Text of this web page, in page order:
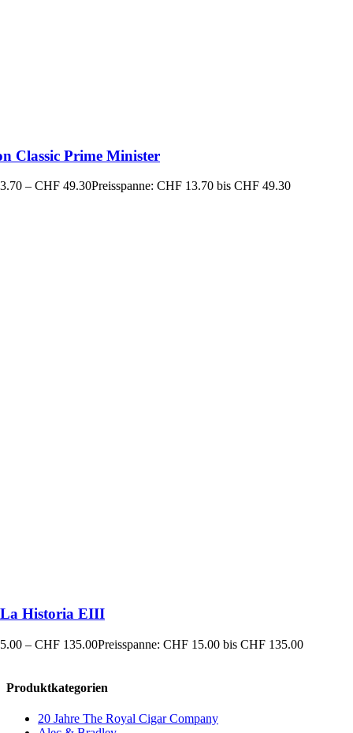
Classic Prime Minister
– CHF 49.30Preisspanne: CHF 13.70 bis CHF 49.30
Historia EIII
– CHF 135.00Preisspanne: CHF 15.00 bis CHF 135.00
Produktkategorien
20 Jahre The Royal Cigar Company